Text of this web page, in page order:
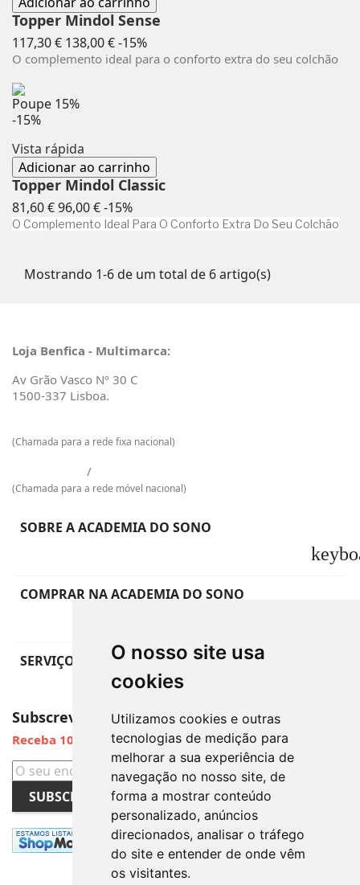
O nosso site usa
cookies
Utilizamos cookies e outras
tecnologias de medição para
melhorar a sua experiência de
navegação no nosso site, de
forma a mostrar conteúdo
personalizado, anúncios
direcionados, analisar o tráfego
do site e entender de onde vêm
os visitantes.
Topper Mindol Sense
117,30 € Preço
normal
138,00 €-15%Preço
O complemento ideal para o conforto extra do seu colchão
Poupe 15%
-15%
Vista rápida
Adicionar ao carrinho
Topper Mindol Classic
81,60 €Preço
normal
96,00 €-15%Preço
O Complemento Ideal Para O Conforto Extra Do Seu Colchão
Mostrando 1-6 de um total de 6 artigo(s)
Loja Benfica - Multimarca:
Av Grão Vasco Nº 30 C
1500-337 Lisboa.
(Chamada para a rede fixa nacional)
/
(Chamada para a rede móvel nacional)
SOBRE A ACADEMIA DO SONO
COMPRAR NA ACADEMIA DO SONO
SERVIÇO DE APOIO AO CLIENTE
Subscreva a Newsletter
Receba 10% de Desconto
SUBSCREVER